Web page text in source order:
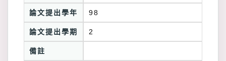
論文提出學年 98
論文提出學期 2
備註